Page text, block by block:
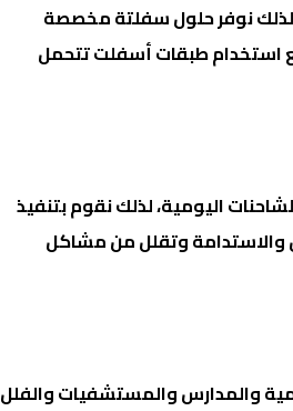
لذلك نوفر حلول سفلتة مخصصة
استخدام طبقات أسفلت تتحمل
اليومية، لذلك نقوم بتنفيذ
وتقلل من مشاكل
والمدارس والمستشفيات والفلل